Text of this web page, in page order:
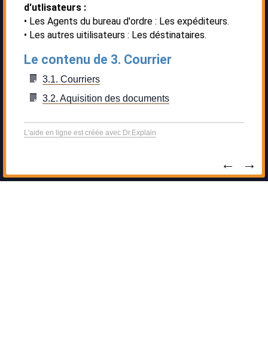
d'utlisateurs :
Les Agents du bureau d'ordre : Les expéditeurs.
Les autres uitilisateurs : Les déstinataires.
Le contenu de 3. Courrier
3.1. Courriers
3.2. Aquisition des documents
L'aide en ligne est créée avec Dr.Explain